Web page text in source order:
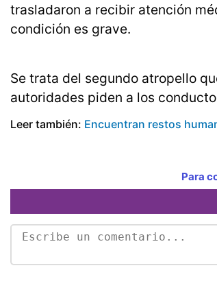
trasladaron a recibir atención
condición es grave.
Se trata del segundo atropello
autoridades piden a los
Leer también: Encuentran restos
Para